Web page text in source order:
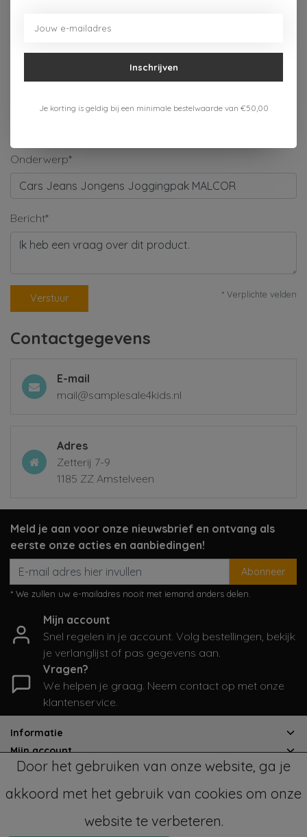
Onderwerp*
Bericht*
Verstuur * Verplichte velden
Contactgegevens
E-mail
mail@samplesale4kids.nl
Adres
Zetterij 7-9
1185 ZZ Amstelveen
Meld je aan voor onze nieuwsbrief en ontvang als
eerste onze acties en aanbiedingen!
Abonneer
* We zullen uw e-mailadres nooit met iemand anders delen.
Mijn account
Snel regelen in je account. Volg bestellingen, bekijk
je verlanglijst of pas gegevens aan.
Vragen?
We helpen je graag. Neem contact op met onze
klantenservice.
Informatie
Mijn account
Categorieën
Contactgegevens
© Copyright 2026 - SampleSale4Kids | RealisatieInStijl Media
Door het gebruiken van onze website, ga je
akkoord met het gebruik van cookies om onze
website te verbeteren.
Inschrijven
Je korting is geldig bij een minimale bestelwaarde van €50,00